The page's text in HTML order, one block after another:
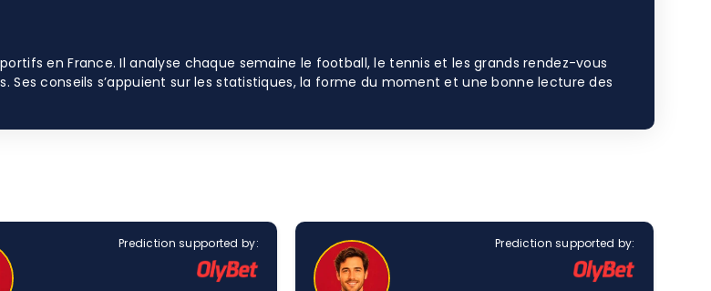
en France. Il analyse chaque semaine le football, le tennis et les grands rendez-vous
Ses conseils s’appuient sur les statistiques, la forme du moment et une bonne lecture des
Prediction supported by: Prediction supported by: